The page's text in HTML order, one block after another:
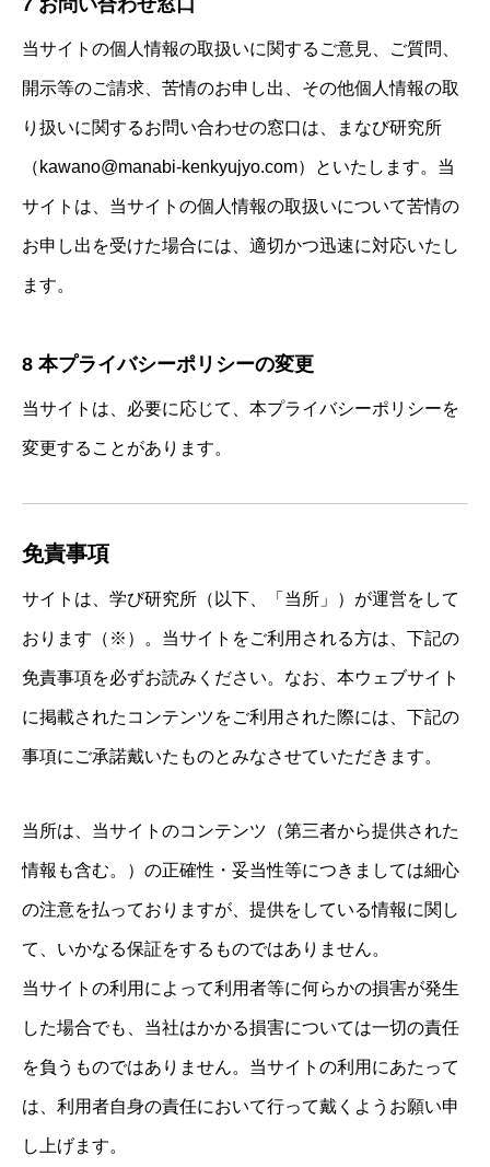
7 お問い合わせ窓口
当サイトの個人情報の取扱いに関するご意見、ご質問、
開示等のご請求、苦情のお申し出、その他個人情報の取
り扱いに関するお問い合わせの窓口は、まなび研究所
（kawano@manabi-kenkyujyo.com）といたします。当
サイトは、当サイトの個人情報の取扱いについて苦情の
お申し出を受けた場合には、適切かつ迅速に対応いたし
ます。
8 本プライバシーポリシーの変更
当サイトは、必要に応じて、本プライバシーポリシーを
変更することがあります。
免責事項
サイトは、学び研究所（以下、「当所」）が運営をして
おります（※）。当サイトをご利用される方は、下記の
免責事項を必ずお読みください。なお、本ウェブサイト
に掲載されたコンテンツをご利用された際には、下記の
事項にご承諾戴いたものとみなさせていただきます。
当所は、当サイトのコンテンツ（第三者から提供された
情報も含む。）の正確性・妥当性等につきましては細心
の注意を払っておりますが、提供をしている情報に関し
て、いかなる保証をするものではありません。
当サイトの利用によって利用者等に何らかの損害が発生
した場合でも、当社はかかる損害については一切の責任
を負うものではありません。当サイトの利用にあたって
は、利用者自身の責任において行って戴くようお願い申
し上げます。
日本みらい教育コンサルタント協会
BLOG